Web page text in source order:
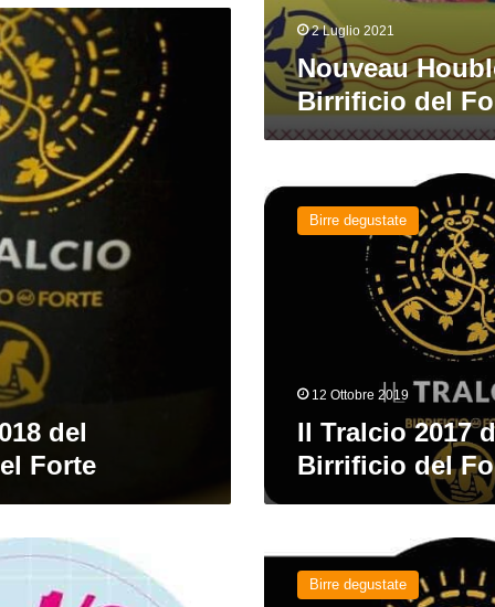
2 Luglio 2021
Nouveau
Birrificio del
del
Forte
Tralcio
Birre degustate
12 Ottobre 2019
Il Tralcio 2017
Birrificio del
Edizione
Statuario
Birre degustate